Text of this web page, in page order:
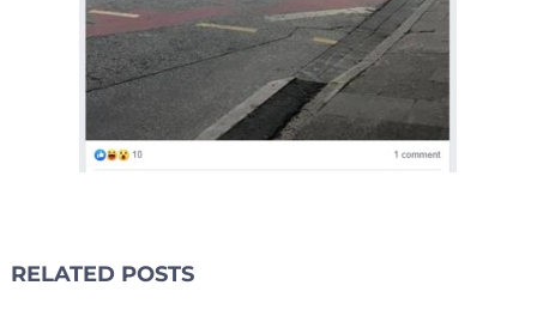
RELATED POSTS